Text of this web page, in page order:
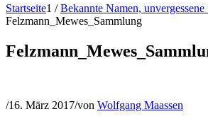
Startseite1 / Bekannte Namen, unvergessene
Felzmann_Mewes_Sammlung
/16. März 2017/von Wolfgang Maassen